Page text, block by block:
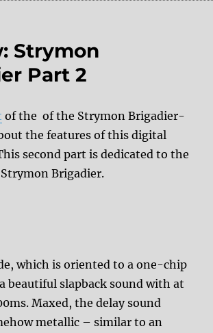
Strymon
Part 2
of the of the Strymon Brigadier-
the features of this digital
second part is dedicated to the
Brigadier.
which is oriented to a one-chip
beautiful slapback sound with at
Maxed, the delay sound
metallic – similar to an